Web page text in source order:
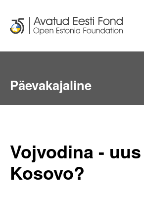
EN RU
Päevakajaline
Vojvodina - uus
Kosovo?